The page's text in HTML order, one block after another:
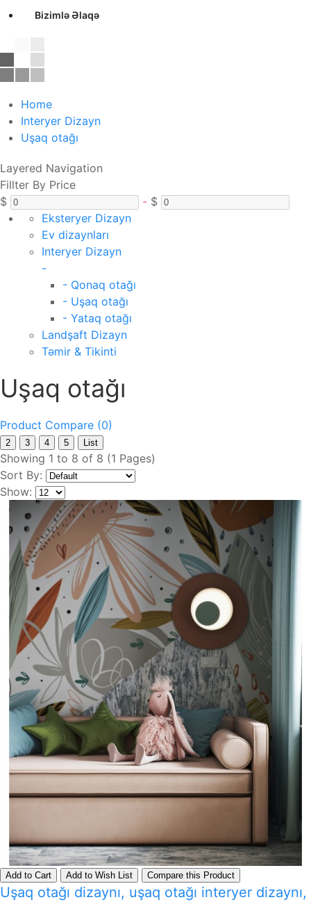
Bizimlə Əlaqə
Home
Interyer Dizayn
Uşaq otağı
Layered Navigation
Fillter By Price
$
- $
Eksteryer Dizayn
Ev dizaynları
Interyer Dizayn
-
- Qonaq otağı
- Uşaq otağı
- Yataq otağı
Landşaft Dizayn
Təmir & Tikinti
Uşaq otağı
Product Compare (0)
2 3 4 5 List
Showing 1 to 8 of 8 (1 Pages)
Sort By:
Show:
Add to Cart Add to Wish List Compare this Product
Uşaq otağı dizaynı, uşaq otağı interyer dizaynı,